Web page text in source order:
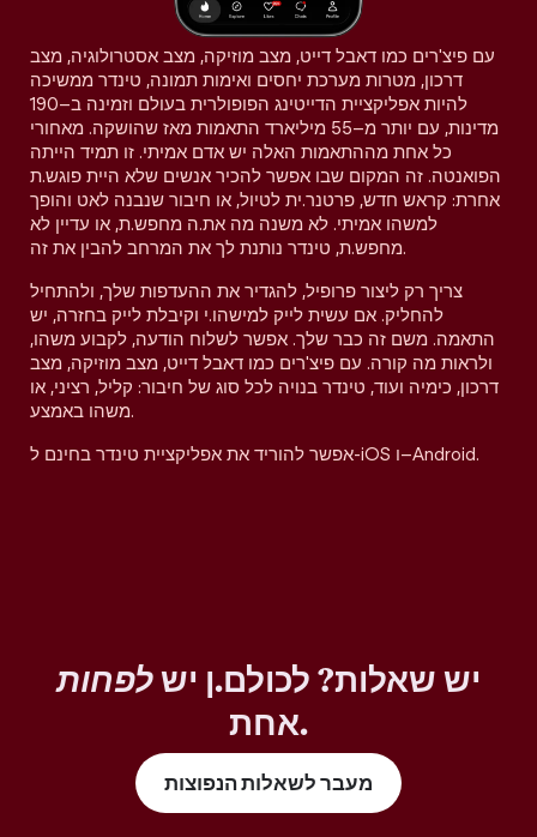
עם פיצ'רים כמו דאבל דייט, מצב מוזיקה, מצב אסטרולוגיה, מצב
דרכון, מטרות מערכת יחסים ואימות תמונה, טינדר ממשיכה
להיות אפליקציית הדייטינג הפופולרית בעולם וזמינה ב–190
מדינות, עם יותר מ–55 מיליארד התאמות מאז שהושקה. מאחורי
כל אחת מההתאמות האלה יש אדם אמיתי. זו תמיד הייתה
הפואנטה. זה המקום שבו אפשר להכיר אנשים שלא היית פוגש.ת
אחרת: קראש חדש, פרטנר.ית לטיול, או חיבור שנבנה לאט והופך
למשהו אמיתי. לא משנה מה את.ה מחפש.ת, או עדיין לא
מחפש.ת, טינדר נותנת לך את המרחב להבין את זה.
צריך רק ליצור פרופיל, להגדיר את ההעדפות שלך, ולהתחיל
להחליק. אם עשית לייק למישהו.י וקיבלת לייק בחזרה, יש
התאמה. משם זה כבר שלך. אפשר לשלוח הודעה, לקבוע משהו,
ולראות מה קורה. עם פיצ'רים כמו דאבל דייט, מצב מוזיקה, מצב
דרכון, כימיה ועוד, טינדר בנויה לכל סוג של חיבור: קליל, רציני, או
משהו באמצע.
אפשר להוריד את אפליקציית טינדר בחינם ל-iOS ו–Android.
יש שאלות? לכולם.ן ישלפחות
אחת.
מעבר לשאלות הנפוצות